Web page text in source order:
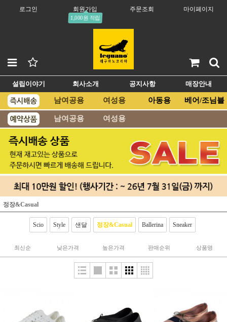
로그인 회원가입
1,000원 적립
주문조회 마이페이지
설립이야기 회사소개 공지사항 매장안내
남여공용 여성용 아동용 베어/조님블
남여공용 여성용
정장&Casual
Scio Style 샌달 정장&Casual Ballerina Sneaker
최신순 낮은가격 높은가격 판매순위 상품명